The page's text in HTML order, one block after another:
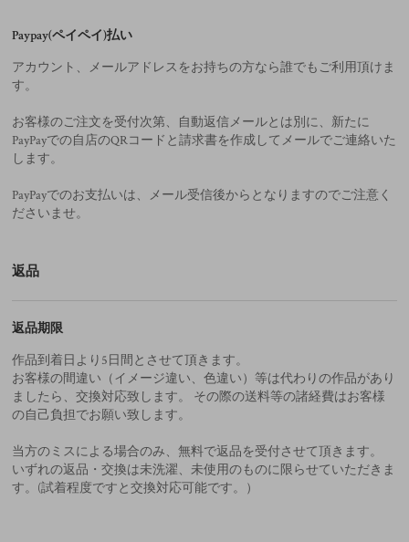
Paypay(ペイペイ)払い
アカウント、メールアドレスをお持ちの方なら誰でもご利用頂けま
す。
お客様のご注文を受付次第、自動返信メールとは別に、新たに
PayPayでの自店のQRコードと請求書を作成してメールでご連絡いた
します。
PayPayでのお支払いは、メール受信後からとなりますのでご注意く
ださいませ。
返品
返品期限
作品到着日より5日間とさせて頂きます。
お客様の間違い（イメージ違い、色違い）等は代わりの作品があり
ましたら、交換対応致します。 その際の送料等の諸経費はお客様
の自己負担でお願い致します。
当方のミスによる場合のみ、無料で返品を受付させて頂きます。
いずれの返品・交換は未洗濯、未使用のものに限らせていただきま
す。(試着程度ですと交換対応可能です。）